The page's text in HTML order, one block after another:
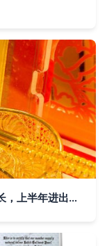
“掘金”热度不减 金银珠宝类零售强劲增长，上半年进出口总额创三年新高